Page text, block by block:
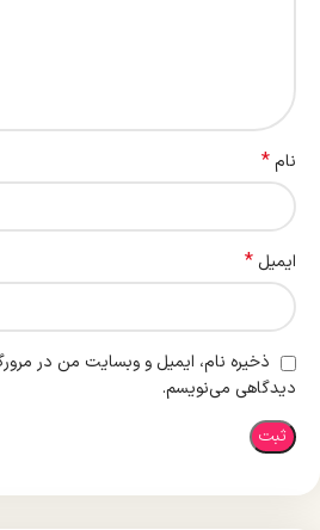
نام*
ایمیل *
ذخیره نام، ایمیل و وبسایت من در
دیدگاهی می‌نویسم.